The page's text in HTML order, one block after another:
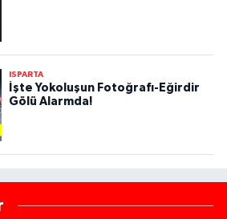
ISPARTA
İşte Yokoluşun Fotoğrafı-Eğirdir
Gölü Alarmda!